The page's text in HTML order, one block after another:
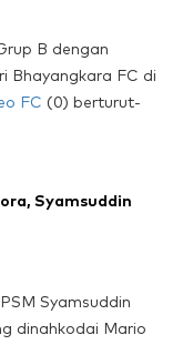
B dengan
Bhayangkara FC di
FC (0) berturut-
Syamsuddin
Syamsuddin
dinahkodai Mario